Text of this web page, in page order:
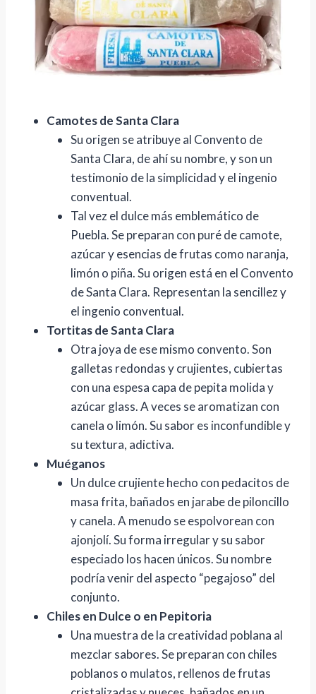
Camotes de Santa Clara
Su origen se atribuye al Convento de
Santa Clara, de ahí su nombre, y son un
testimonio de la simplicidad y el ingenio
conventual.
Tal vez el dulce más emblemático de
Puebla. Se preparan con puré de camote,
azúcar y esencias de frutas como naranja,
limón o piña. Su origen está en el Convento
de Santa Clara. Representan la sencillez y
el ingenio conventual.
Tortitas de Santa Clara
Otra joya de ese mismo convento. Son
galletas redondas y crujientes, cubiertas
con una espesa capa de pepita molida y
azúcar glass. A veces se aromatizan con
canela o limón. Su sabor es inconfundible y
su textura, adictiva.
Muéganos
Un dulce crujiente hecho con pedacitos de
masa frita, bañados en jarabe de piloncillo
y canela. A menudo se espolvorean con
ajonjolí. Su forma irregular y su sabor
especiado los hacen únicos. Su nombre
podría venir del aspecto “pegajoso” del
conjunto.
Chiles en Dulce o en Pepitoria
Una muestra de la creatividad poblana al
mezclar sabores. Se preparan con chiles
poblanos o mulatos, rellenos de frutas